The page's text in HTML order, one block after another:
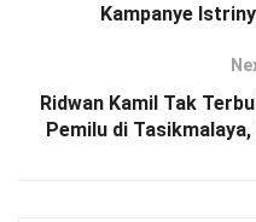
Kampanye
Ridwan Kamil Tak
Pemilu di